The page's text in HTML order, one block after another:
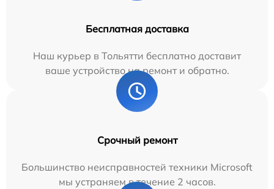
Бесплатная доставка
Наш курьер в Тольятти бесплатно доставит
ваше устройство на ремонт и обратно.
Срочный ремонт
Большинство неисправностей техники Microsoft
мы устраняем в течение 2 часов.